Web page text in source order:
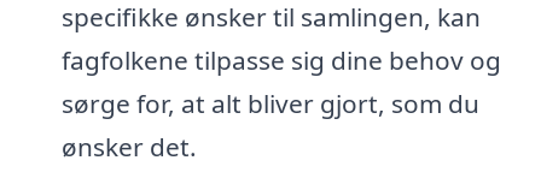
specifikke ønsker til samlingen, kan
fagfolkene tilpasse sig dine behov og
sørge for, at alt bliver gjort, som du
ønsker det.